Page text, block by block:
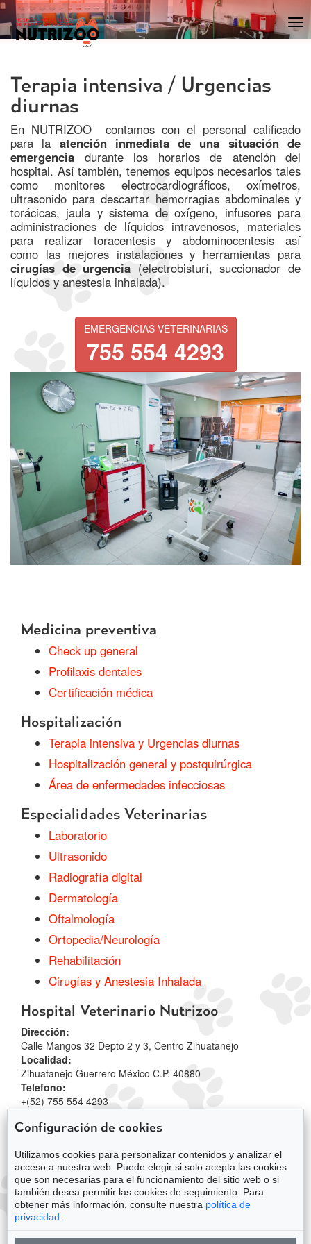
Terapia intensiva / Urgencias
diurnas
En NUTRIZOO contamos con el personal calificado
para la atención inmediata de una situación de
emergencia durante los horarios de atención del
hospital. Así también, tenemos equipos necesarios tales
como monitores electrocardiográficos, oxímetros,
ultrasonido para descartar hemorragias abdominales y
torácicas, jaula y sistema de oxígeno, infusores para
administraciones de líquidos intravenosos, materiales
para realizar toracentesis y abdominocentesis así
como las mejores instalaciones y herramientas para
cirugías de urgencia (electrobisturí, succionador de
líquidos y anestesia inhalada).
EMERGENCIAS VETERINARIAS
755 554 4293
Medicina preventiva
Check up general
Profilaxis dentales
Certificación médica
Hospitalización
Terapia intensiva y Urgencias diurnas
Hospitalización general y postquirúrgica
Área de enfermedades infecciosas
Especialidades Veterinarias
Laboratorio
Ultrasonido
Radiografía digital
Dermatología
Oftalmología
Ortopedia/Neurología
Rehabilitación
Cirugías y Anestesia Inhalada
Hospital Veterinario Nutrizoo
Dirección:
Calle Mangos 32 Depto 2 y 3, Centro Zihuatanejo
Localidad:
Zihuatanejo Guerrero México C.P. 40880
Telefono:
+(52) 755 554 4293
Configuración de cookies
Utilizamos cookies para personalizar contenidos y analizar el
acceso a nuestra web. Puede elegir si solo acepta las cookies
que son necesarias para el funcionamiento del sitio web o si
también desea permitir las cookies de seguimiento. Para
obtener más información, consulte nuestra política de
privacidad